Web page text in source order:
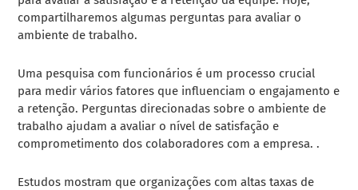
compartilharemos algumas perguntas para avaliar o
ambiente de trabalho.
Uma pesquisa com funcionários é um processo crucial
para medir vários fatores que influenciam o engajamento e
a retenção. Perguntas direcionadas sobre o ambiente de
trabalho ajudam a avaliar o nível de satisfação e
comprometimento dos colaboradores com a empresa. .
Estudos mostram que organizações com altas taxas de